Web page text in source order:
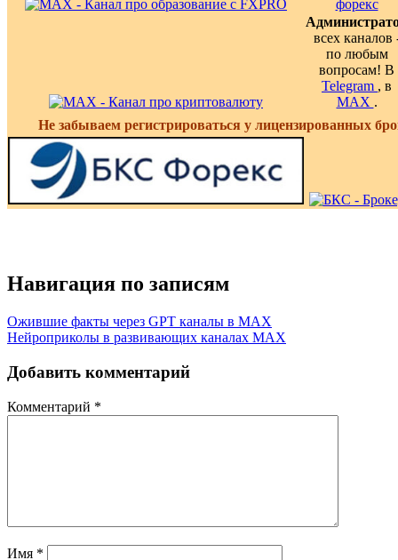
всех каналов
по любым
вопросам! В
Telegram , в
MAX .
Не забываем регистрироваться у лицензированных
Навигация по записям
Ожившие факты через GPT каналы в MAX
Нейроприколы в развивающих каналах MAX
Добавить комментарий
Комментарий *
Имя *